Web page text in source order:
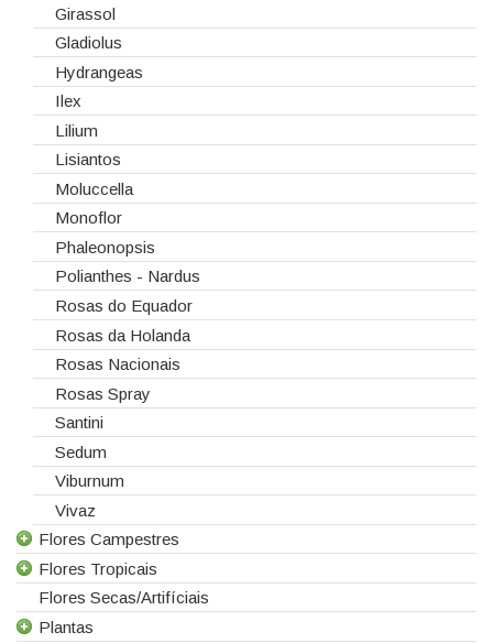
Girassol
Gladiolus
Hydrangeas
Ilex
Lilium
Lisiantos
Moluccella
Monoflor
Phaleonopsis
Polianthes - Nardus
Rosas do Equador
Rosas da Holanda
Rosas Nacionais
Rosas Spray
Santini
Sedum
Viburnum
Vivaz
Flores Campestres
Todas as Flores Campestres
Anigozanthos
Alstroemeria
Flores Tropicais
Todas as Flores Tropicais
Alpinias
Flores Secas/Artifíciais
Plantas